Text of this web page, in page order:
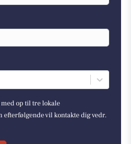
op til tre lokale
vil kontakte dig vedr.